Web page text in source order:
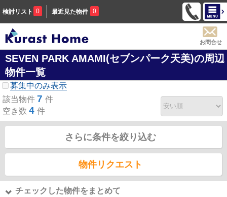
検討リスト 0 最近見た物件 0
お問合せ
SEVEN PARK AMAMI(セブンパーク天美)の周辺
物件一覧
募集中のみ表示
該当物件 7 件
空き数 4 件
さらに条件を絞り込む
物件リクエスト
チェックした物件をまとめて